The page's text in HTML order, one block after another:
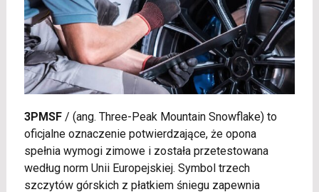
3PMSF/ (ang. Three-Peak Mountain Snowflake) to
oficjalne oznaczenie potwierdzające, że opona
spełnia wymogi zimowe i została przetestowana
według norm Unii Europejskiej. Symbol trzech
szczytów górskich z płatkiem śniegu zapewnia